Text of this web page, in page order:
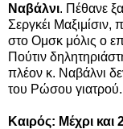
Ναβάλνι. Πέθανε
Σεργκέι Μαξιμίσιν,
στο Ομσκ μόλις ο
Πούτιν
πλέον κ. Ναβάλνι
του Ρώσου
Καιρός: Μέχρι και